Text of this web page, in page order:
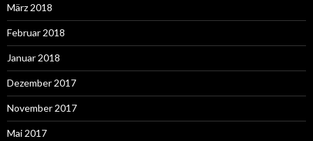
März 2018
Februar 2018
Januar 2018
Dezember 2017
November 2017
Mai 2017